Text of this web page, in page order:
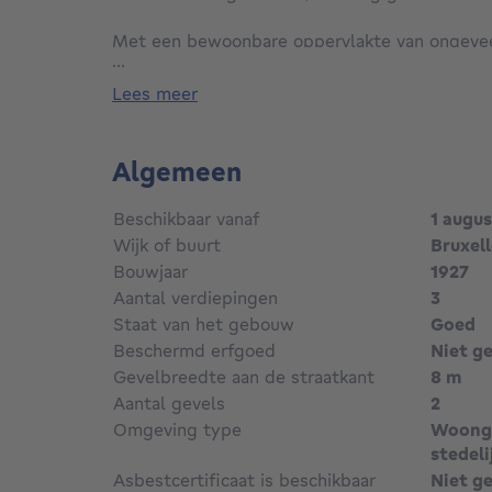
Met een bewoonbare oppervlakte van
van 1 are 80 centiare, zal deze woning u
charme, haar lichtinval en de kwaliteit van de
ruime en lichtrijke leefruimtes in loftstijl met
volledig uitgeruste open keuken met centraal
geven uit op het terras en de zuidgerichte
De twee bovenverdiepingen herbergen het
slaapkamers van mooie afmetingen (±12 m²
douchekamer en twee bureauruimtes, wat tal
biedt.
De kelderverdieping omvat verschillende
Diversen: houten ramen met dubbele
...
lees meer
Algemeen
Beschikbaar vanaf
1
Wijk of buurt
Bouwjaar
1927
Aantal verdiepingen
3
Staat van het gebouw
Goed
Beschermd erfgoed
Niet
Gevelbreedte aan de straatkant
8 m
Aantal gevels
2
Omgeving type
Asbestcertificaat is beschikbaar
Niet